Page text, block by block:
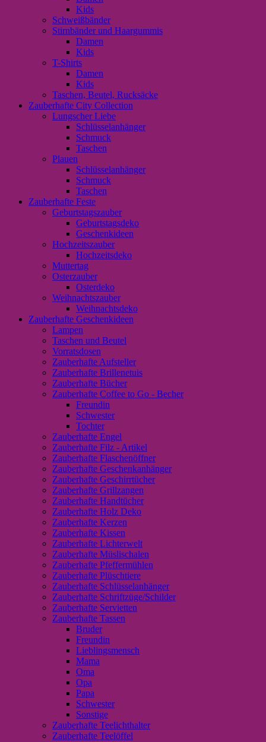
Kids
Schweißbänder
Stirnbänder und Haargummis
Damen
Kids
T-Shirts
Damen
Kids
Taschen, Beutel, Rucksäcke
Zauberhafte City Collection
Lungscher Liebe
Schlüsselanhänger
Schmuck
Taschen
Plauen
Schlüsselanhänger
Schmuck
Taschen
Zauberhafte Feste
Geburtstagszauber
Geburtstagsdeko
Geschenkideen
Hochzeitszauber
Hochzeitsdeko
Muttertag
Osterzauber
Osterdeko
Weihnachtszauber
Weihnachtsdeko
Zauberhafte Geschenkideen
Lampen
Taschen und Beutel
Vorratsdosen
Zauberhafte Aufsteller
Zauberhafte Brillenetuis
Zauberhafte Bücher
Zauberhafte Coffee to Go - Becher
Freundin
Schwester
Tochter
Zauberhafte Engel
Zauberhafte Filz - Artikel
Zauberhafte Flaschenöffner
Zauberhafte Geschenkanhänger
Zauberhafte Geschirrtücher
Zauberhafte Grillzangen
Zauberhafte Handtücher
Zauberhafte Holz Deko
Zauberhafte Kerzen
Zauberhafte Kissen
Zauberhafte Lichterwelt
Zauberhafte Müslischalen
Zauberhafte Pfeffermühlen
Zauberhafte Plüschtiere
Zauberhafte Schlüsselanhänger
Zauberhafte Schriftzüge/Schilder
Zauberhafte Servietten
Zauberhafte Tassen
Bruder
Freundin
Lieblingsmensch
Mama
Oma
Opa
Papa
Schwester
Sonstige
Zauberhafte Teelichthalter
Zauberhafte Teelöffel